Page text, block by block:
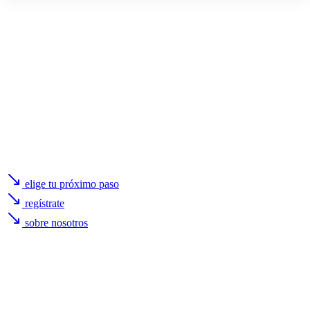
elige tu próximo paso
regístrate
sobre nosotros